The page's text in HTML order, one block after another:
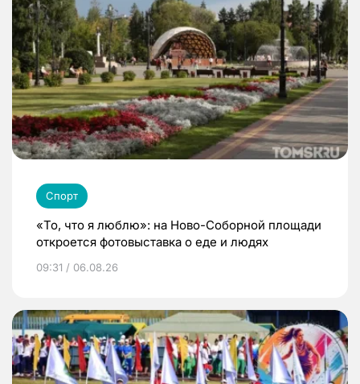
Спорт
«То, что я люблю»: на Ново-Соборной площади
откроется фотовыставка о еде и людях
09:31 / 06.08.26